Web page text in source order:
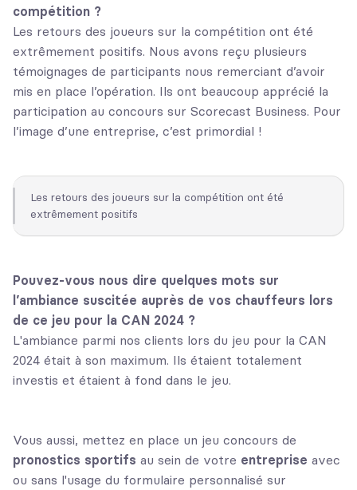
compétition ?
Les retours des joueurs sur la compétition ont été
extrêmement positifs. Nous avons reçu plusieurs
témoignages de participants nous remerciant d’avoir
mis en place l’opération. Ils ont beaucoup apprécié la
participation au concours sur Scorecast Business. Pour
l’image d’une entreprise, c’est primordial !
Les retours des joueurs sur la compétition ont été
extrêmement positifs
Pouvez-vous nous dire quelques mots sur
l’ambiance suscitée auprès de vos chauffeurs lors
de ce jeu pour la CAN 2024 ?
L'ambiance parmi nos clients lors du jeu pour la CAN
2024 était à son maximum. Ils étaient totalement
investis et étaient à fond dans le jeu.
Vous aussi, mettez en place un jeu concours de
pronostics sportifs au sein de votre entreprise avec
ou sans l'usage du formulaire personnalisé sur